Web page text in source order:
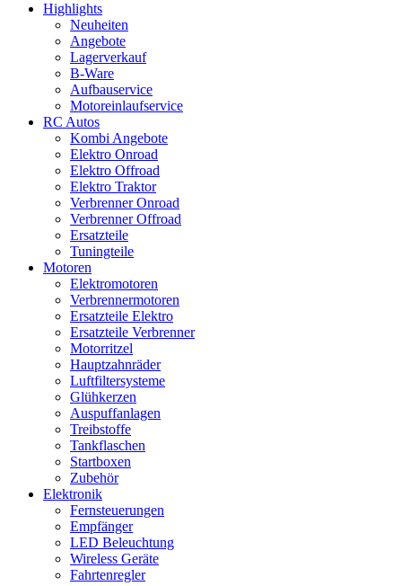
Highlights
Neuheiten
Angebote
Lagerverkauf
B-Ware
Aufbauservice
Motoreinlaufservice
RC Autos
Kombi Angebote
Elektro Onroad
Elektro Offroad
Elektro Traktor
Verbrenner Onroad
Verbrenner Offroad
Ersatzteile
Tuningteile
Motoren
Elektromotoren
Verbrennermotoren
Ersatzteile Elektro
Ersatzteile Verbrenner
Motorritzel
Hauptzahnräder
Luftfiltersysteme
Glühkerzen
Auspuffanlagen
Treibstoffe
Tankflaschen
Startboxen
Zubehör
Elektronik
Fernsteuerungen
Empfänger
LED Beleuchtung
Wireless Geräte
Fahrtenregler